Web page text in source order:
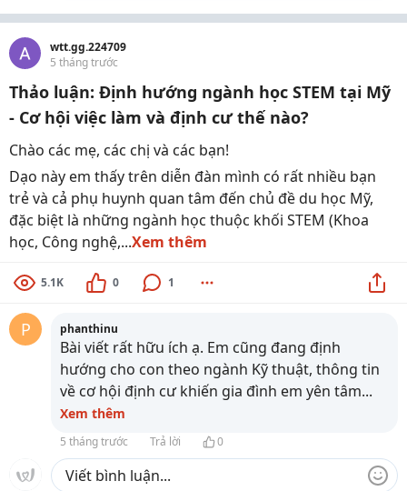
wtt.gg.224709
5 tháng trước
Thảo luận: Định hướng ngành học STEM tại Mỹ
- Cơ hội việc làm và định cư thế nào?
Chào các mẹ, các chị và các bạn!
Dạo này em thấy trên diễn đàn mình có rất nhiều bạn
trẻ và cả phụ huynh quan tâm đến chủ đề du học Mỹ,
đặc biệt là những ngành học thuộc khối STEM (Khoa
học, Công nghệ,...Xem thêm
5.1K 0 1
P phanthinu
Bài viết rất hữu ích ạ. Em cũng đang định
hướng cho con theo ngành Kỹ thuật, thông tin
về cơ hội định cư khiến gia đình em yên tâm...
Xem thêm
5 tháng trước Trả lời 0